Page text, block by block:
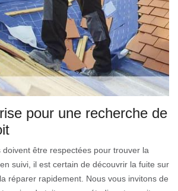
pour une recherche de
doivent être respectées pour trouver la
suivi, il est certain de découvrir la fuite sur
réparer rapidement. Nous vous invitons de